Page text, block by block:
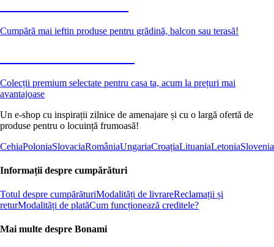
Cumpără mai ieftin produse pentru grădină, balcon sau terasă!
Colecții premium selectate pentru casa ta, acum la prețuri mai
avantajoase
Un e-shop cu inspirații zilnice de amenajare și cu o largă ofertă de
produse pentru o locuință frumoasă!
CehiaPoloniaSlovaciaRomâniaUngariaCroațiaLituaniaLetoniaSlovenia
Informații despre cumpărături
Totul despre cumpărăturiModalități de livrareReclamații și
returModalități de platăCum funcționează creditele?
Mai multe despre Bonami